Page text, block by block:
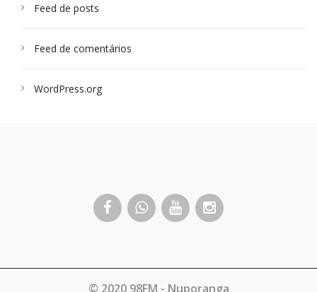
Feed de posts
Feed de comentários
WordPress.org
© 2020 98FM - Nuporanga